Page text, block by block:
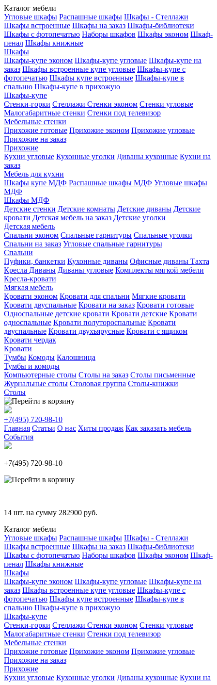
Каталог мебели
Угловые шкафы Распашные шкафы Шкафы - Стеллажи
Шкафы встроенные Шкафы на заказ Шкафы-библиотеки
Шкафы с фотопечатью Наборы шкафов Шкафы эконом Шкаф-
пенал Шкафы книжные
Шкафы
Шкафы-купе эконом Шкафы-купе угловые Шкафы-купе на
заказ Шкафы встроенные купе угловые Шкафы-купе с
фотопечатью Шкафы купе встроенные Шкафы-купе в
спальню Шкафы-купе в прихожую
Шкафы-купе
Стенки-горки Стеллажи Стенки эконом Стенки угловые
Малогабаритные стенки Стенки под телевизор
Мебельные стенки
Прихожие готовые Прихожие эконом Прихожие угловые
Прихожие на заказ
Прихожие
Кухни угловые Кухонные уголки Диваны кухонные Кухни на
заказ
Мебель для кухни
Шкафы купе МДФ Распашные шкафы МДФ Угловые шкафы
МДФ
Шкафы МДФ
Детские стенки Детские комнаты Детские диваны Детские
кровати Детская мебель на заказ Детские уголки
Детская мебель
Спальни эконом Спальные гарнитуры Спальные уголки
Спальни на заказ Угловые спальные гарнитуры
Спальни
Пуфики, банкетки Кухонные диваны Офисные диваны Тахта
Кресла Диваны Диваны угловые Комплекты мягкой мебели
Кресла-кровати
Мягкая мебель
Кровати эконом Кровати для спальни Мягкие кровати
Кровати двуспальные Кровати на заказ Кровати готовые
Односпальные детские кровати Кровати детские Кровати
односпальные Кровати полутороспальные Кровати
двуспальные Кровати двухъярусные Кровати с ящиком
Кровати чердак
Кровати
Тумбы Комоды Калошница
Тумбы и комоды
Компьютерные столы Столы на заказ Столы письменные
Журнальные столы Столовая группа Столы-книжки
Столы
+7(495) 720-98-10
Главная Статьи О нас Хиты продаж Как заказать мебель
События
+7(495) 720-98-10
14 шт. на сумму 282900 руб.
Каталог мебели
Угловые шкафы Распашные шкафы Шкафы - Стеллажи
Шкафы встроенные Шкафы на заказ Шкафы-библиотеки
Шкафы с фотопечатью Наборы шкафов Шкафы эконом Шкаф-
пенал Шкафы книжные
Шкафы
Шкафы-купе эконом Шкафы-купе угловые Шкафы-купе на
заказ Шкафы встроенные купе угловые Шкафы-купе с
фотопечатью Шкафы купе встроенные Шкафы-купе в
спальню Шкафы-купе в прихожую
Шкафы-купе
Стенки-горки Стеллажи Стенки эконом Стенки угловые
Малогабаритные стенки Стенки под телевизор
Мебельные стенки
Прихожие готовые Прихожие эконом Прихожие угловые
Прихожие на заказ
Прихожие
Кухни угловые Кухонные уголки Диваны кухонные Кухни на